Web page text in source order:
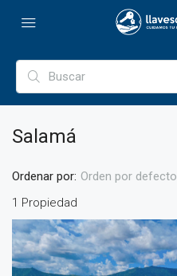
Salamá
1 Propiedad
Ordenar por: Orden por defecto